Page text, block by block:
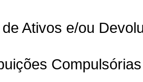
Ativos e/ou